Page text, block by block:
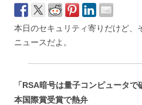
本日のセキュリティ寄りだけど、
ニュースだよ。
「RSA暗号は量子コンピュータ
本国際賞受賞で熱弁